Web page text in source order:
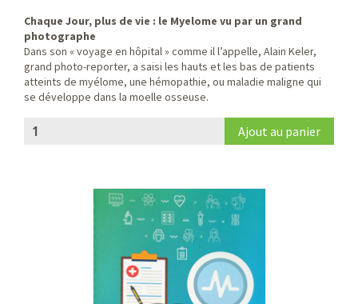
Chaque Jour, plus de vie : le Myelome vu par un grand
photographe
Dans son « voyage en hôpital » comme il l’appelle, Alain Keler,
grand photo-reporter, a saisi les hauts et les bas de patients
atteints de myélome, une hémopathie, ou maladie maligne qui
se développe dans la moelle osseuse.